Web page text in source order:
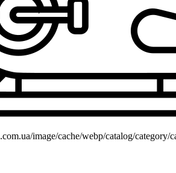
image/cache/webp/catalog/category/